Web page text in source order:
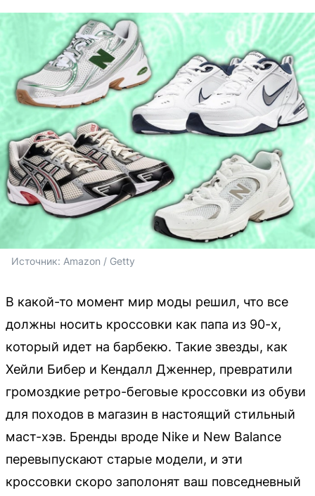
Источник: Amazon / Getty
В какой-то момент мир моды решил, что все
должны носить кроссовки как папа из 90-х,
который идет на барбекю. Такие звезды, как
Хейли Бибер и Кендалл Дженнер, превратили
громоздкие ретро-беговые кроссовки из обуви
для походов в магазин в настоящий стильный
маст-хэв. Бренды вроде Nike и New Balance
перевыпускают старые модели, и эти
кроссовки скоро заполонят ваш повседневный